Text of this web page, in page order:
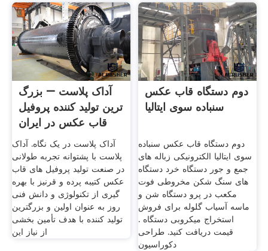
آداک پلاست – بزرگ
ترین تولید کننده پروفیل
قاب عکس در ایران
آداک پلاست در یک نگاه. آداک
پلاست با پشتوانه تجربه طولانی
در صنعت تولید پروفیل های قاب
عکس کتیبه پرده و قرنیز با بهره
گيری از تکنولوژی و دانش فنی
روز به عنوان اولين و بزرگترين
توليد کننده با هدف تأمين بخشی
از نياز این
دوم دستگاه قاب عکس
سنباده سوی ایتالیا
دوم دستگاه قاب عکس سنباده
سوی ایتالیا الکترونیکی زباله های
جمع و جور دستگاه خرد دستگاه
های سنگ شکن مخروطی فوت
مکعب در پرو دستگاه شن و
ماسه آسیاب گلوله برای فروش
استخراج میکروبی دستگاه .
قیمت دریافت کنید. طراحی
دکوراسیون